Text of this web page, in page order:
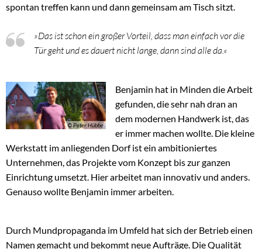
spontan treffen kann und dann gemeinsam am Tisch sitzt.
»Das ist schon ein großer Vorteil, dass man einfach vor die
Tür geht und es dauert nicht lange, dann sind alle da.«
© Peter Hübbe
Benjamin hat in Minden die Arbeit
gefunden, die sehr nah dran an
dem modernen Handwerk ist, das
er immer machen wollte. Die kleine
Werkstatt im anliegenden Dorf ist ein ambitioniertes
Unternehmen, das Projekte vom Konzept bis zur ganzen
Einrichtung umsetzt. Hier arbeitet man innovativ und anders.
Genauso wollte Benjamin immer arbeiten.
Durch Mundpropaganda im Umfeld hat sich der Betrieb einen
Namen gemacht und bekommt neue Aufträge. Die Qualität